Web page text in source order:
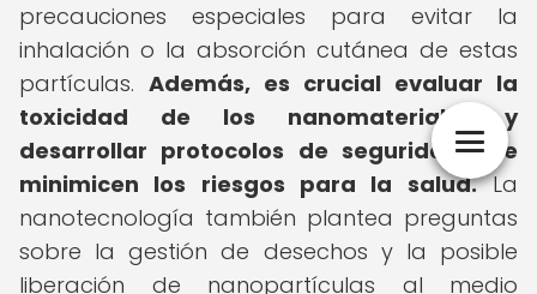
precauciones especiales para evitar la
inhalación o la absorción cutánea de estas
partículas. Además, es crucial evaluar la
toxicidad de los nanomateriales y
desarrollar protocolos de seguridad que
minimicen los riesgos para la salud.La
nanotecnología también plantea preguntas
sobre la gestión de desechos y la posible
liberación de nanopartículas al medio